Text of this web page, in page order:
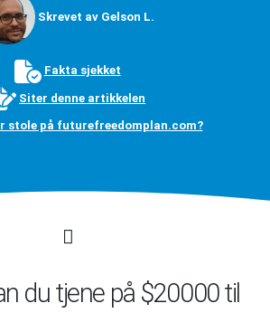
Skrevet av Gelson L.
Fakta sjekket
Siter denne artikkelen
stole på futurefreedomplan.com?
du tjene på $20000 til